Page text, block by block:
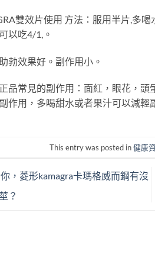
雙效片使用 方法：服用半片,多
以吃4/1,。
勃效果好。副作用小。
品常見的副作用：面紅，眼花，
作用，多喝甜水或者果汁可以減輕
This entry was posted in健康
，菱形kamagra卡瑪格威而鋼有沒
？